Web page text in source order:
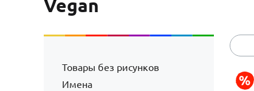
Vegan
Товары без рисунков
Имена